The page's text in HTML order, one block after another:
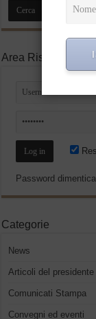
Area Riservata
Password
Categorie
News
Articoli del presidente
Comunicati Stampa
Convegni ed eventi